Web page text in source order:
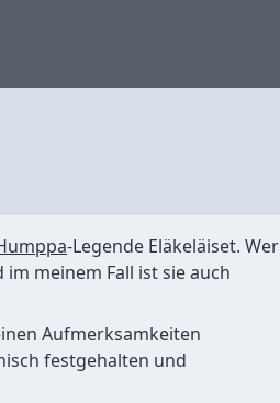
-Legende Eläkeläiset. Wer
meinem Fall ist sie auch
Aufmerksamkeiten
festgehalten und